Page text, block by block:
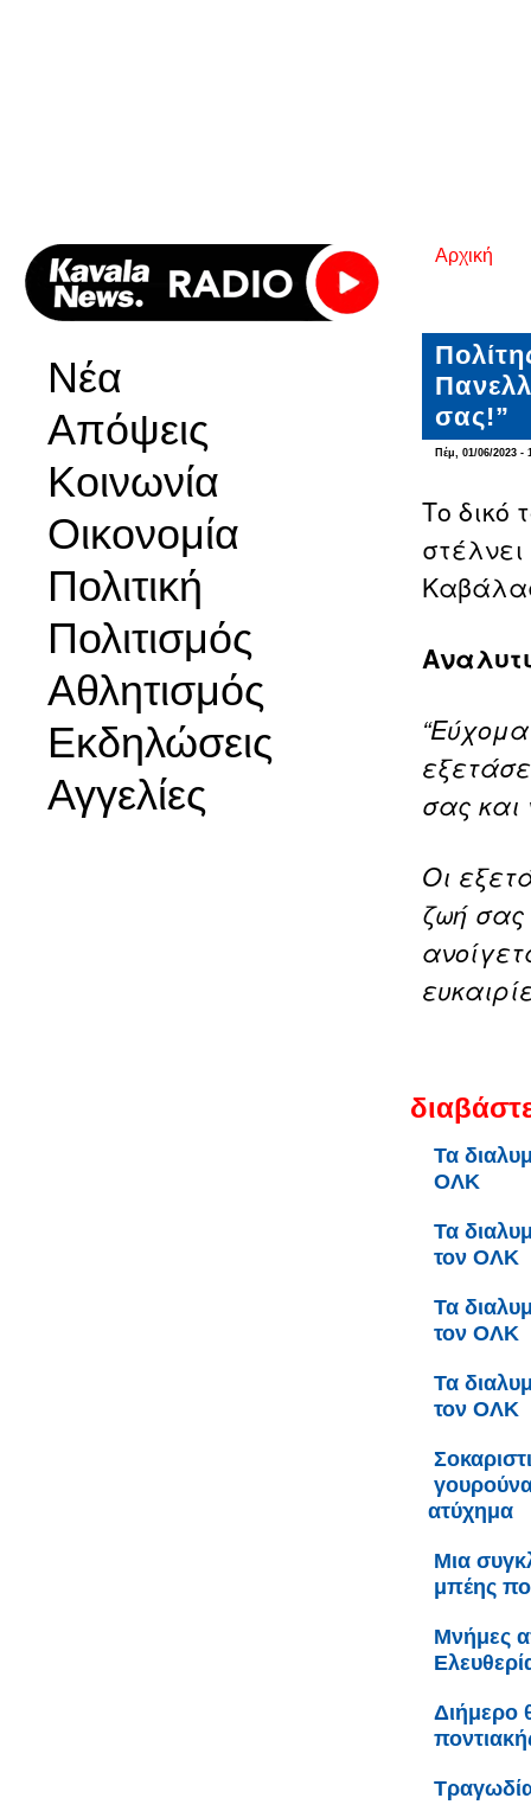
Νέα
Απόψεις
Κοινωνία
Οικονομία
Πολιτική
Πολιτισμός
Αθλητισμός
Εκδηλώσεις
Αγγελίες
Είστε
Αρχική
σας!”
Πέμ, 01/06/2023 -
Το δικό
σας
Οι
ζωή σας
Τα
ΟΛΚ
Τα
τον ΟΛΚ
Τα
τον ΟΛΚ
Τα
τον ΟΛΚ
ατύχημα
Μια
μπέης
Μνήμες
Διήμερο